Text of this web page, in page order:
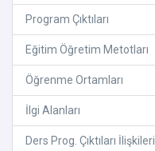
Program Çıktıları
Eğitim Öğretim Metotları
Öğrenme Ortamları
İlgi Alanları
Ders Prog. Çıktıları İlişkileri